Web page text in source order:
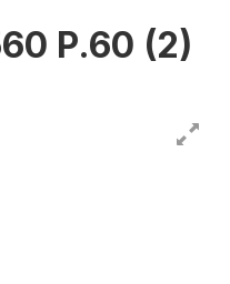
P.60 (2)